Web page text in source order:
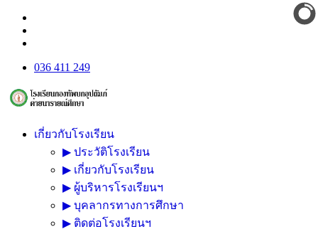
036 411 249
เกี่ยวกับโรงเรียน
▶ ประวัติโรงเรียน
▶ เกี่ยวกับโรงเรียน
▶ ผู้บริหารโรงเรียนฯ
▶ บุคลากรทางการศึกษา
▶ ติดต่อโรงเรียนฯ